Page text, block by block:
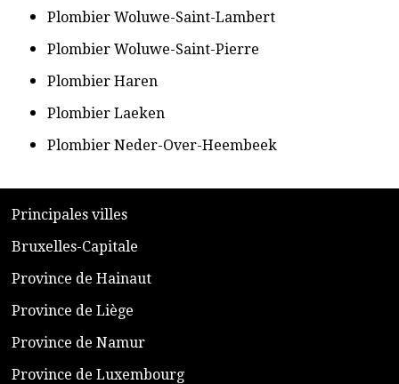
​Plombier Woluwe-Saint-Lambert
​Plombier Woluwe-Saint-Pierre
​Plombier Haren
​Plombier Laeken
​Plombier Neder-Over-Heembeek
​Principales villes
​Bruxelles-Capitale
​Province de Hainaut
Province de Liège
​Province de Namur
​Province de Luxembourg